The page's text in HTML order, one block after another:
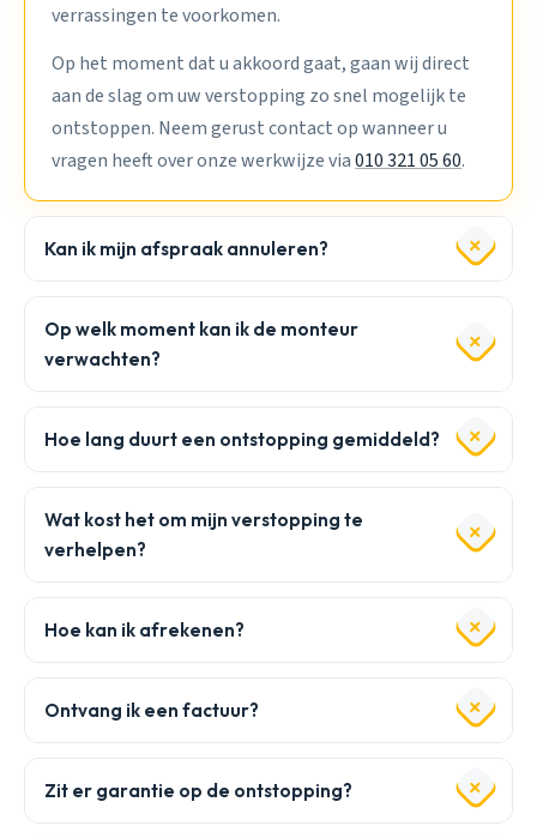
verrassingen te voorkomen.
Op het moment dat u akkoord gaat, gaan wij direct
aan de slag om uw verstopping zo snel mogelijk te
ontstoppen. Neem gerust contact op wanneer u
vragen heeft over onze werkwijze via010 321 05 60.
Kan ik mijn afspraak annuleren?
Op welk moment kan ik de monteur
verwachten?
Hoe lang duurt een ontstopping gemiddeld?
Wat kost het om mijn verstopping te
verhelpen?
Hoe kan ik afrekenen?
Ontvang ik een factuur?
Zit er garantie op de ontstopping?